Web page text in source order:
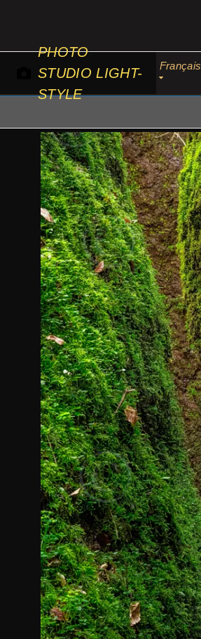
contenuPHOTO
STUDIO LIGHT-
STYLE
Français